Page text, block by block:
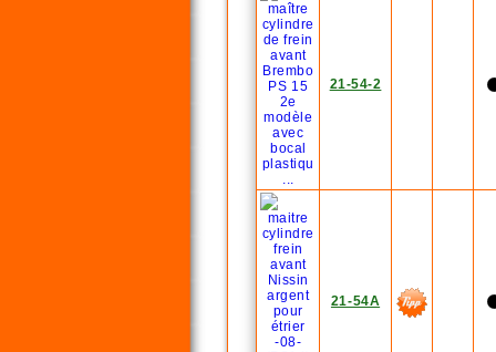
21-54-2
21-54A